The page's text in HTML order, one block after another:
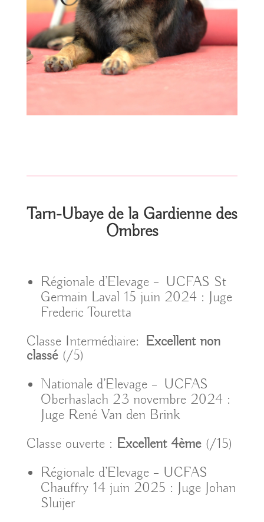
Tarn-Ubaye de la Gardienne des
Ombres
Régionale d’Elevage – UCFAS St
Germain Laval 15 juin 2024 : Juge
Frederic Touretta
Classe Intermédiaire: Excellent non
classé (/5)
Nationale d’Elevage – UCFAS
Oberhaslach 23 novembre 2024 :
Juge René Van den Brink
Classe ouverte : Excellent 4ème (/15)
Régionale d’Elevage – UCFAS
Chauffry 14 juin 2025 : Juge Johan
Sluijer